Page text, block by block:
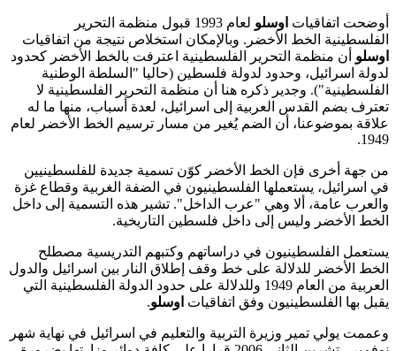
أوضحت اتفاقيات اوسلو
لعام 1993 قبول منظمة التحرير
الفلسطينية الخط الأخضر. وبالإمكان استخلاص نتيجة من اتفاقيات
اوسلو أن منظمة التحرير الفلسطينية اعترفت بالخط الأخضر كحدود
لدولة اسرائيل، وحدود لدولة فلسطين (حاليا "السلطة الوطنية
الفلسطينية"). وجدير ذكره هنا أن منظمة التحرير الفلسطينية لا
تعترف بضم القدس العربية إلى اسرائيل، لعدة أسباب، منها ما له
علاقة بموضوعنا، أن الضم يُغير من مسار ترسيم الخط الأخضر لعام
1949.
من جهة أخرى فإن الخط الأخضر كوّن تسمية جديدة للفلسطينيين
في اسرائيل، يستعملها الفلسطينيون في الضفة الغربية وقطاع غزة
والعرب عامة، ألا وهي "عرب الداخل". تشير هذه التسمية إلى داخل
الخط الأخضر وليس إلى داخل فلسطين التاريخية.
يستعمل الفلسطينيون في دراساتهم وكتبهم التدريسية مصطلح
الخط الأخضر للدلالة على خط وقف إطلاق النار بين اسرائيل والدول
العربية من العام 1949 وللدلالة على حدود الدولة الفلسطينية التي
يقبل بها الفلسطينيون وفق اتفاقيات اوسلو.
وعممت يولي تمير وزيرة التربية والتعليم في اسرائيل في نهاية شهر